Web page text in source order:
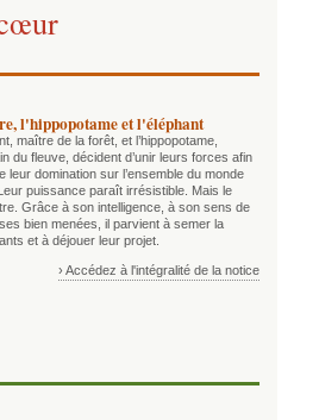
l'hippopotame et l'éléphant
maître de la forêt, et l’hippopotame,
du fleuve, décident d’unir leurs forces afin
leur domination sur l’ensemble du monde
puissance paraît irrésistible. Mais le
Grâce à son intelligence, à son sens de
bien menées, il parvient à semer la
et à déjouer leur projet.
› Accédez à l'intégralité de la notice